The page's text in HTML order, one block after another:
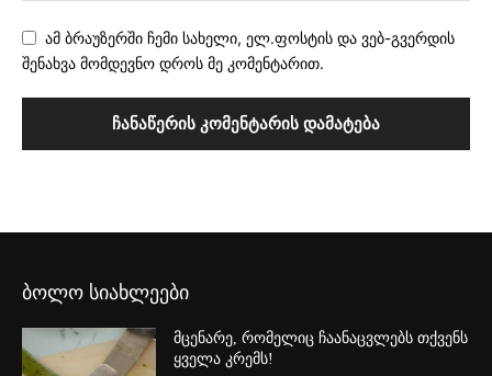
ამ ბრაუზერში ჩემი სახელი, ელ.ფოსტის და ვებ-გვერდის
შენახვა მომდევნო დროს მე კომენტარით.
ბოლო სიახლეები
მცენარე, რომელიც ჩაანაცვლებს თქვენს
ყველა კრემს!